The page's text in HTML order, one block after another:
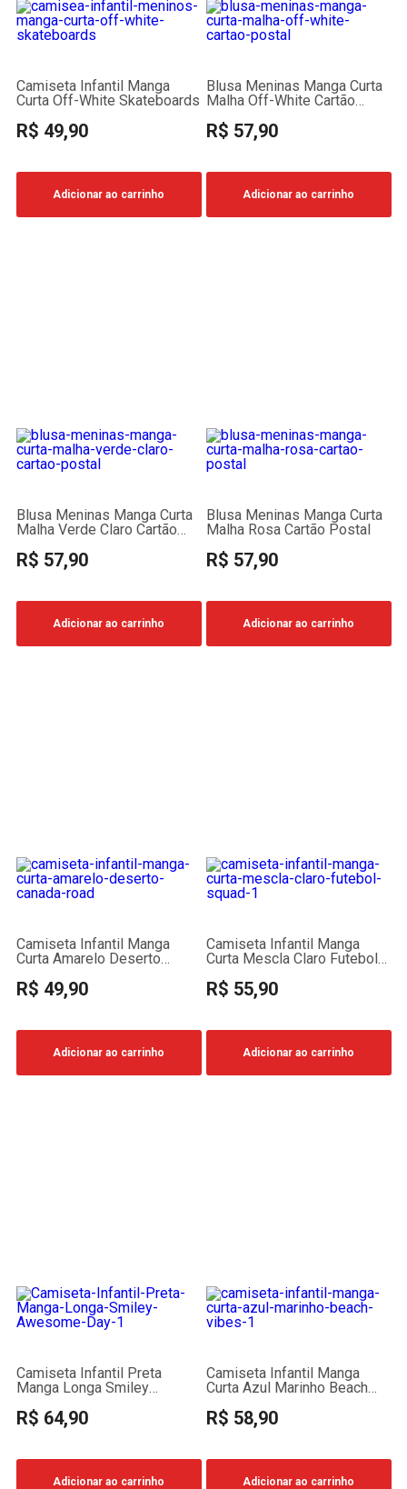
Camiseta Infantil Manga
Curta Off-White Skateboards
R$ 49,90
Adicionar ao carrinho
Blusa Meninas Manga Curta
Malha Off-White Cartão
R$ 57,90
Adicionar ao carrinho
Blusa Meninas Manga Curta
Malha Verde Claro Cartão
R$ 57,90
Adicionar ao carrinho
Blusa Meninas Manga Curta
Malha Rosa Cartão Postal
R$ 57,90
Adicionar ao carrinho
Camiseta Infantil Manga
Curta Amarelo Deserto
R$ 49,90
Adicionar ao carrinho
Camiseta Infantil Manga
Curta Mescla Claro Futebol
R$ 55,90
Adicionar ao carrinho
Camiseta Infantil Preta
Manga Longa Smiley
R$ 64,90
Adicionar ao carrinho
Camiseta Infantil Manga
Curta Azul Marinho Beach
R$ 58,90
Adicionar ao carrinho